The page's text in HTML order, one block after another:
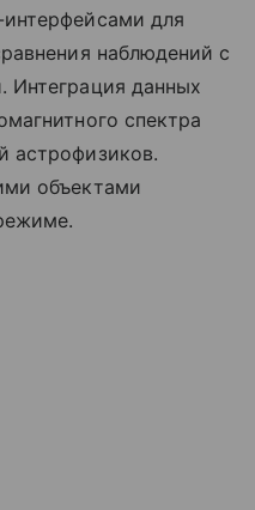
для
наблюдений с
Интеграция данных
спектра
астрофизиков.
объектами